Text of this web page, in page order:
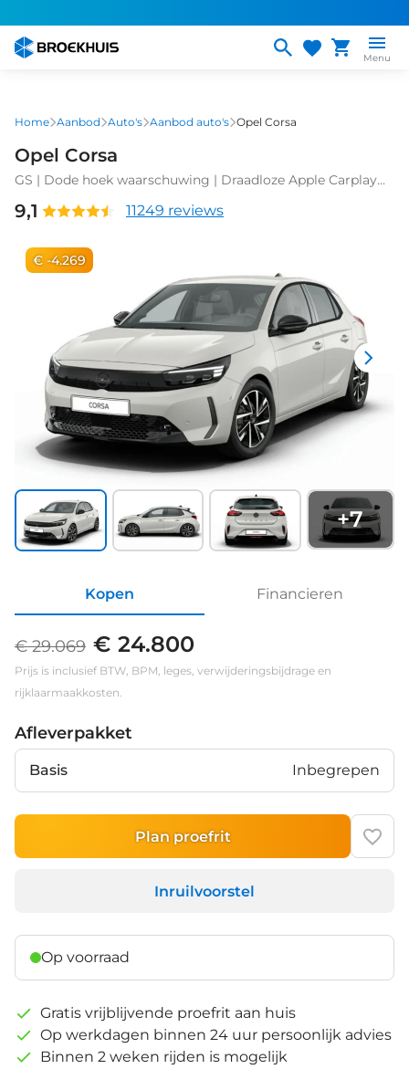
naar
gaan
Menu
Home Aanbod Auto's Aanbod auto's Opel Corsa
Opel Corsa
GS | Dode hoek waarschuwing | Draadloze Apple Carplay
9,1 11249 reviews
€ -4.269
+7
Kopen Financieren
€ 29.069 € 24.800
Prijs is inclusief BTW, BPM, leges, verwijderingsbijdrage en
rijklaarmaakkosten.
Afleverpakket
Basis Inbegrepen
Plan proefrit
Inruilvoorstel
Op voorraad
Gratis vrijblijvende proefrit aan huis
Op werkdagen binnen 24 uur persoonlijk advies
Binnen 2 weken rijden is mogelijk